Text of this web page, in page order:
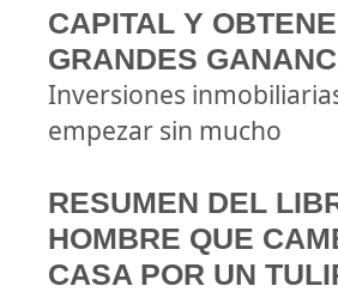
CAPITAL Y
GRANDES
Inversiones
empezar sin mucho
RESUMEN DEL
HOMBRE QUE
CASA POR UN